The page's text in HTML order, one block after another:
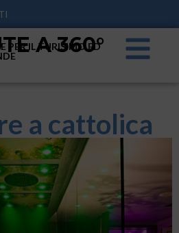
A 360°
PER IL TURISIMO ED
a cattolica